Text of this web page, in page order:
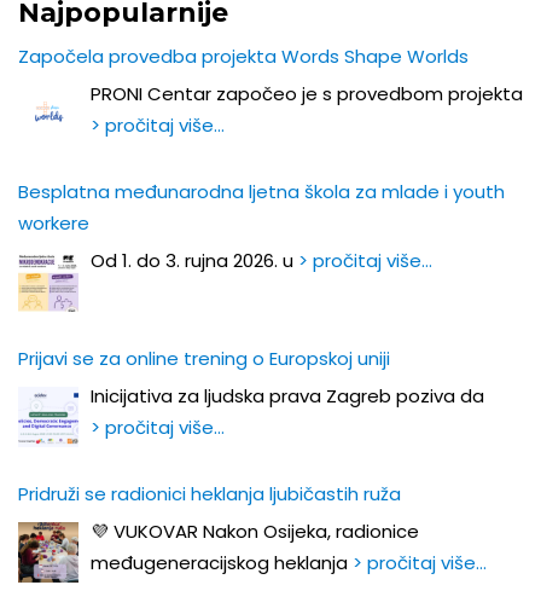
Najpopularnije
Započela provedba projekta Words Shape Worlds
PRONI Centar započeo je s provedbom projekta
> pročitaj više…
Besplatna međunarodna ljetna škola za mlade i youth
workere
Od 1. do 3. rujna 2026. u > pročitaj više…
Prijavi se za online trening o Europskoj uniji
Inicijativa za ljudska prava Zagreb poziva da
> pročitaj više…
Pridruži se radionici heklanja ljubičastih ruža
💜 VUKOVAR Nakon Osijeka, radionice
međugeneracijskog heklanja > pročitaj više…